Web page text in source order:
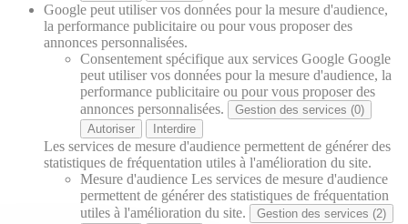
Google peut utiliser vos données pour la mesure d'audience,
la performance publicitaire ou pour vous proposer des
annonces personnalisées.
Consentement spécifique aux services Google Google
peut utiliser vos données pour la mesure d'audience, la
performance publicitaire ou pour vous proposer des
annonces personnalisées.
Gestion des services (0)
Autoriser
Interdire
Les services de mesure d'audience permettent de générer des
statistiques de fréquentation utiles à l'amélioration du site.
Mesure d'audience Les services de mesure d'audience
permettent de générer des statistiques de fréquentation
utiles à l'amélioration du site.
Gestion des services (2)